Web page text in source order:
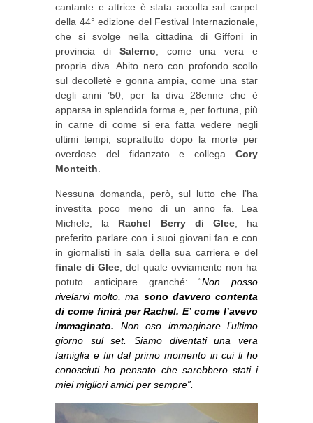
cantante e attrice è stata accolta sul carpet
della 44° edizione del Festival Internazionale,
che si svolge nella cittadina di Giffoni in
provincia diSalerno , come una vera e
propria diva. Abito nero con profondo scollo
sul decolletè e gonna ampia, come una star
degli anni ’50, per la diva 28enne che è
apparsa in splendida forma e, per fortuna, più
in carne di come si era fatta vedere negli
ultimi tempi, soprattutto dopo la morte per
overdose del fidanzato e collega Cory
Monteith
Nessuna domanda, però, sul lutto che l’ha
investita poco meno di un anno fa. Lea
Michele, la Rachel Berry di Glee, ha
preferito parlare con i suoi giovani fan e con
in giornalisti in sala della sua carriera e del
finale di Glee , del quale ovviamente non ha
potuto anticipare granché: “Non posso
rivelarvi molto, ma sono davvero contenta
di come finirà per Rachel. E’ come l’avevo
immaginato. Non oso immaginare l’ultimo
giorno sul set. Siamo diventati una vera
famiglia e fin dal primo momento in cui li ho
conosciuti ho pensato che sarebbero stati i
miei migliori amici per sempre”.